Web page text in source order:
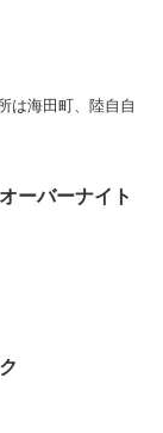
は海田町、陸自自
ーバーナイト